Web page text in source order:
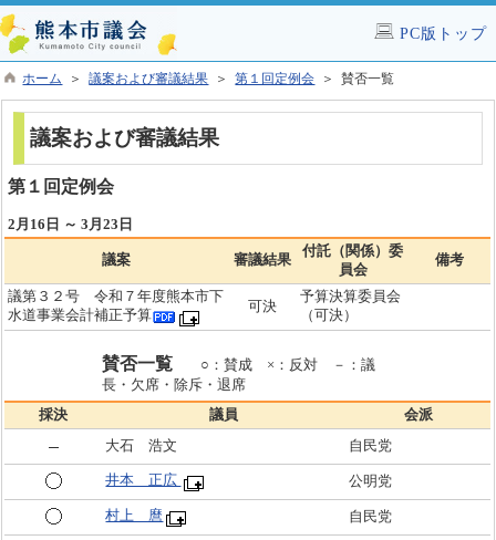
PC版トップ
ホーム ＞議案および審議結果 ＞第１回定例会 ＞ 賛否一覧
議案および審議結果
第１回定例会
2月16日 ～ 3月23日
議案 審議結果
付託（関係）委
員会
備考
議第３２号 令和７年度熊本市下
水道事業会計補正予算
可決
予算決算委員会
（可決）
賛否一覧
○：賛成 ×：反対 －：議
長・欠席・除斥・退席
採決 議員
会派
大石 浩文
自民党
井本 正広 公明党
村上 麿 自民党